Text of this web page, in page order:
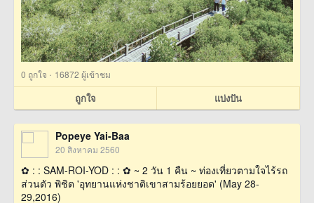
0 ถูกใจ · 16872 ผู้เข้าชม
ถูกใจ แบ่งปัน
Popeye Yai-Baa
20 สิงหาคม 2560
✿ : : SAM-ROI-YOD : : ✿ ~ 2 วัน 1 คืน ~ ท่องเที่ยวตามใจไร้รถ
ส่วนตัว พิชิต 'อุทยานแห่งชาติเขาสามร้อยยอด' (May 28-
29,2016)